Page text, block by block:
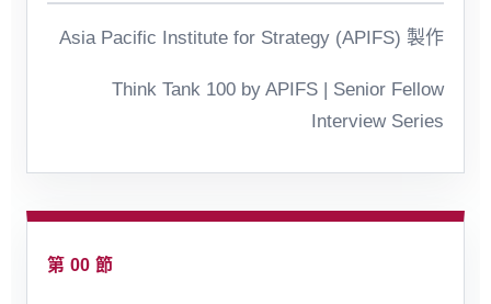
Asia Pacific Institute for Strategy (APIFS) 製作
Think Tank 100 by APIFS | Senior Fellow
Interview Series
第 00 節